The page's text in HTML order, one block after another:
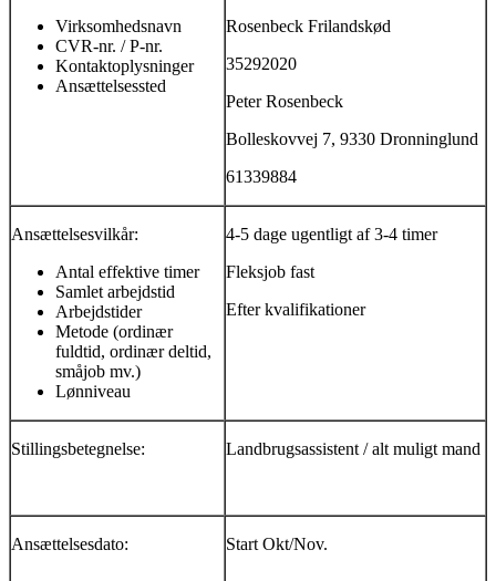
Virksomhedsnavn
CVR-nr. / P-nr.
Kontaktoplysninger
Ansættelsessted
Rosenbeck Frilandskød
35292020
Peter Rosenbeck
Bolleskovvej 7, 9330 Dronninglund
61339884
Ansættelsesvilkår:
Antal effektive timer
Samlet arbejdstid
Arbejdstider
Metode (ordinær
fuldtid, ordinær deltid,
småjob mv.)
Lønniveau
4-5 dage ugentligt af 3-4 timer
Fleksjob fast
Efter kvalifikationer
Stillingsbetegnelse: Landbrugsassistent / alt muligt mand
Ansættelsesdato: Start Okt/Nov.